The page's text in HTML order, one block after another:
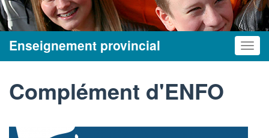
Enseignement provincial
Complément d'ENFO